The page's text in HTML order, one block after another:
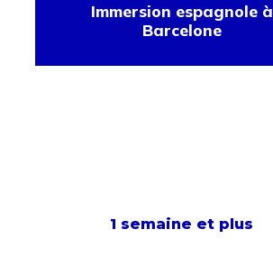
Immersion espagnole à
Barcelone
1 semaine et plus